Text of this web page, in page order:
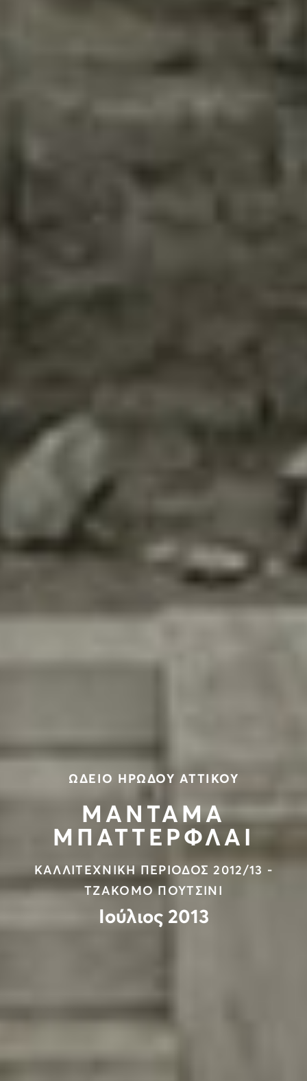
ΩΔΕΙΟ ΗΡΩΔΟΥ ΑΤΤΙΚΟΥ
ΜΑΝΤΑΜΑ
ΜΠΑΤΤΕΡΦΛΑΙ
ΚΑΛΛΙΤΕΧΝΙΚΗ ΠΕΡΙΟΔΟΣ 2012/13 -
ΤΖΑΚΟΜΟ ΠΟΥΤΣΙΝΙ
Ιούλιος 2013